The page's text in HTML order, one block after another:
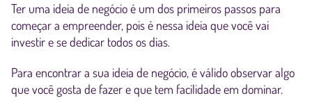
Ter uma ideia de negócio é um dos primeiros passos para
começar a empreender, pois é nessa ideia que você vai
investir e se dedicar todos os dias.
Para encontrar a sua ideia de negócio, é válido observar algo
que você gosta de fazer e que tem facilidade em dominar.